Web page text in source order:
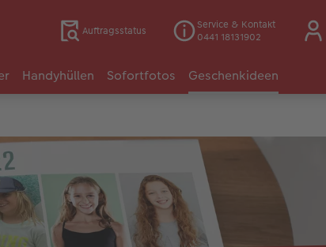
Auftragsstatus
Service & Kontakt
0441 18131902
Handyhüllen Sofortfotos Geschenkideen